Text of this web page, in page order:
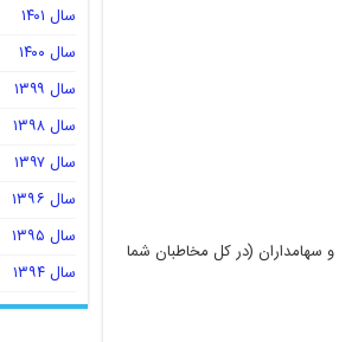
و سهامداران (در کل مخاطبان شما
سال ۱۴۰۱
سال ۱۴۰۰
سال ۱۳۹۹
سال ۱۳۹۸
سال ۱۳۹۷
سال ۱۳۹۶
سال ۱۳۹۵
سال ۱۳۹۴